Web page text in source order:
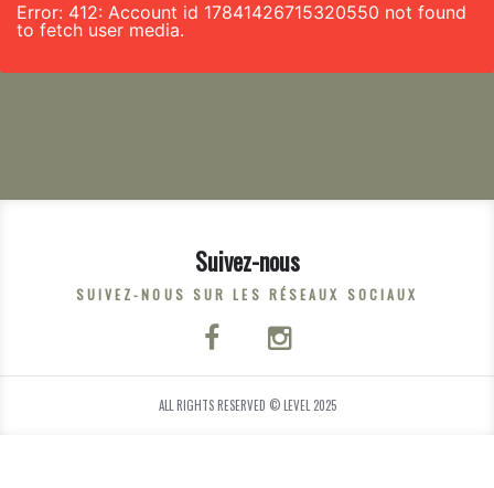
Error: 412: Account id 17841426715320550 not found
to fetch user media.
Suivez-nous
SUIVEZ-NOUS SUR LES RÉSEAUX SOCIAUX
ALL RIGHTS RESERVED © LEVEL 2025